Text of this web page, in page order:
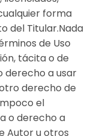
forma
del Titular.Nada
de Uso
tácita o de
derecho a usar
derecho de
el
o derecho a
Autor u otros